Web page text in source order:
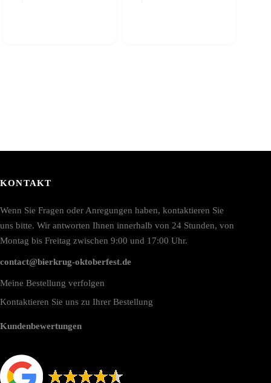
KONTAKT
Wenn Sie Fragen oder Anregungen haben, kontaktieren Sie
uns bitte. Wir antworten Ihnen innerhalb von 24 Stunden, von
Montag bis Freitag zwischen 9:00 und 17:00 Uhr.
contact@bierkrug-oktoberfest.de
Meine Bestellung verfolgen
Kontaktieren Sie uns zu Ihrer Bestellung
Kundenbewertungen